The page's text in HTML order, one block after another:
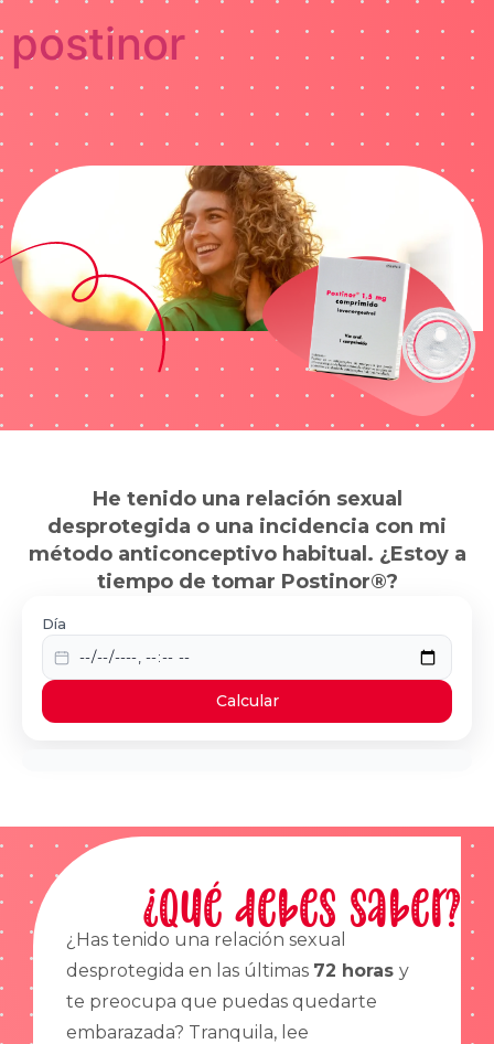
postinor
He tenido una relación sexual
desprotegida o una incidencia con mi
método anticonceptivo habitual. ¿Estoy a
tiempo de tomar Postinor®?
Día
Calcular
¿Qué debes saber?
¿Has tenido una relación sexual
desprotegida en las últimas 72 horas y
te preocupa que puedas quedarte
embarazada? Tranquila, lee